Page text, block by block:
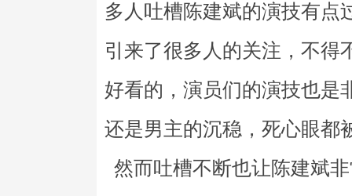
多人吐槽陈建斌的演技有点
引来了很多人的关注，不得
好看的，演员们的演技也是
还是男主的沉稳，死心眼都
然而吐槽不断也让陈建斌